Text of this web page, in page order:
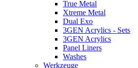
True Metal
Xtreme Metal
Dual Exo
3GEN Acrylics - Sets
3GEN Acrylics
Panel Liners
Washes
Werkzeuge